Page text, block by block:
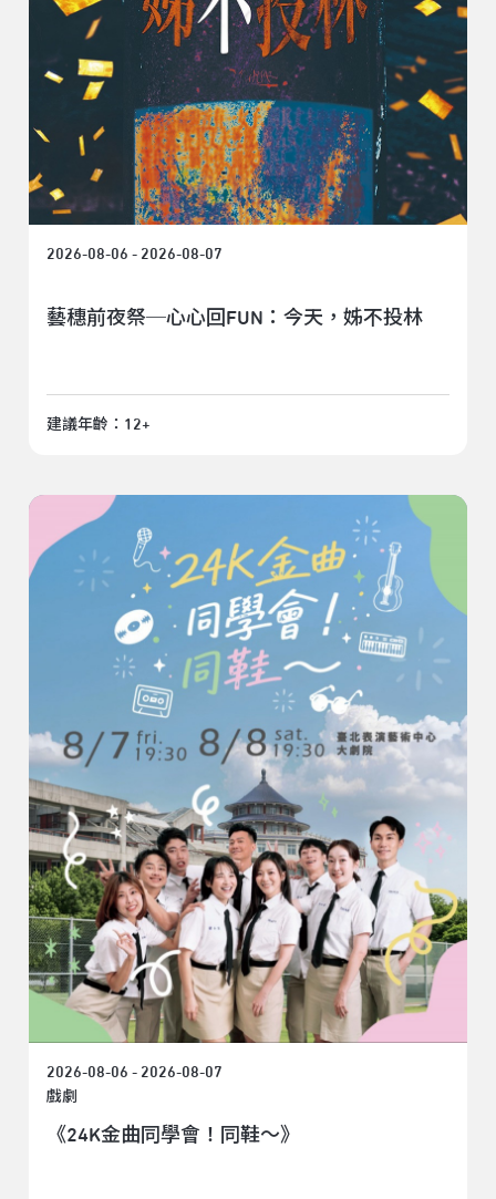
2026-08-06 - 2026-08-07
藝穗前夜祭─心心回FUN：今天，姊不投林
建議年齡：12+
2026-08-06 - 2026-08-07
戲劇
《24K金曲同學會！同鞋～》